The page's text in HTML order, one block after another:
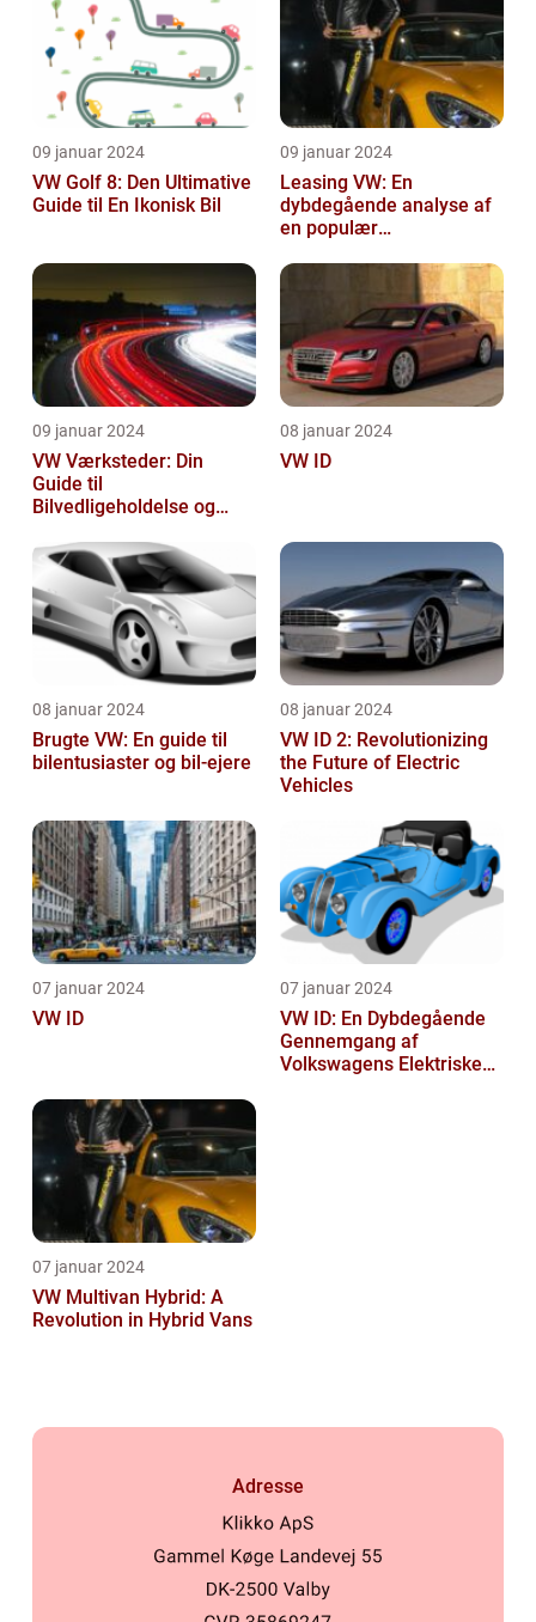
09 januar 2024
VW Golf 8: Den Ultimative
Guide til En Ikonisk Bil
09 januar 2024
Leasing VW: En
dybdegående analyse af
en populær
09 januar 2024
VW Værksteder: Din
Guide til
Bilvedligeholdelse og
08 januar 2024
VW ID
08 januar 2024
Brugte VW: En guide til
bilentusiaster og bil-ejere
08 januar 2024
VW ID 2: Revolutionizing
the Future of Electric
Vehicles
07 januar 2024
VW ID
07 januar 2024
VW ID: En Dybdegående
Gennemgang af
Volkswagens Elektriske
07 januar 2024
VW Multivan Hybrid: A
Revolution in Hybrid Vans
Adresse